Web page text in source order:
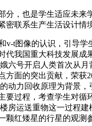
也是学生适应未来
联系生产生活设计
图像的认识，引导学
我国重大科技发展成
六号开启人类首次从
方面的突出贡献，荣
动力回收原理为背景
过程，考查学生对循
房运送重物这一过程
红矮星的行星的观测